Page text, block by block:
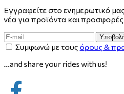
Εγγραφείτε στο ενημερωτικό
νέα για προϊόντα και
Συμφωνώ με τους όρους &
...and share your rides with us!